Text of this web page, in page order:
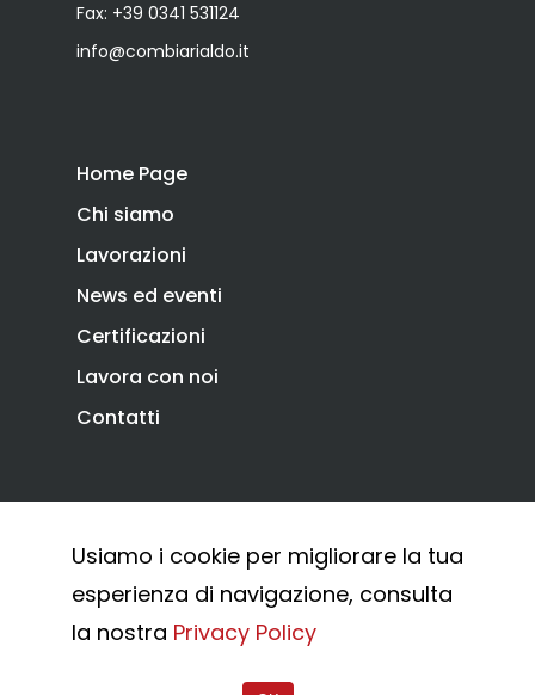
Fax: +39 0341 531124
info@combiarialdo.it
Home Page
Chi siamo
Lavorazioni
News ed eventi
Certificazioni
Lavora con noi
Contatti
Privacy Policy
Cookie Policy
Whistleblowing
© 2026 Combi Arialdo.
Usiamo i cookie per migliorare la tua
esperienza di navigazione, consulta
la nostra Privacy Policy